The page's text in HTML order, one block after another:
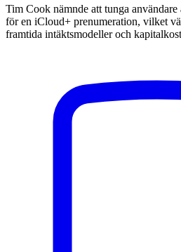
Tim Cook nämnde att tunga
för en iCloud+ prenumeration, vilket
framtida intäktsmodeller och